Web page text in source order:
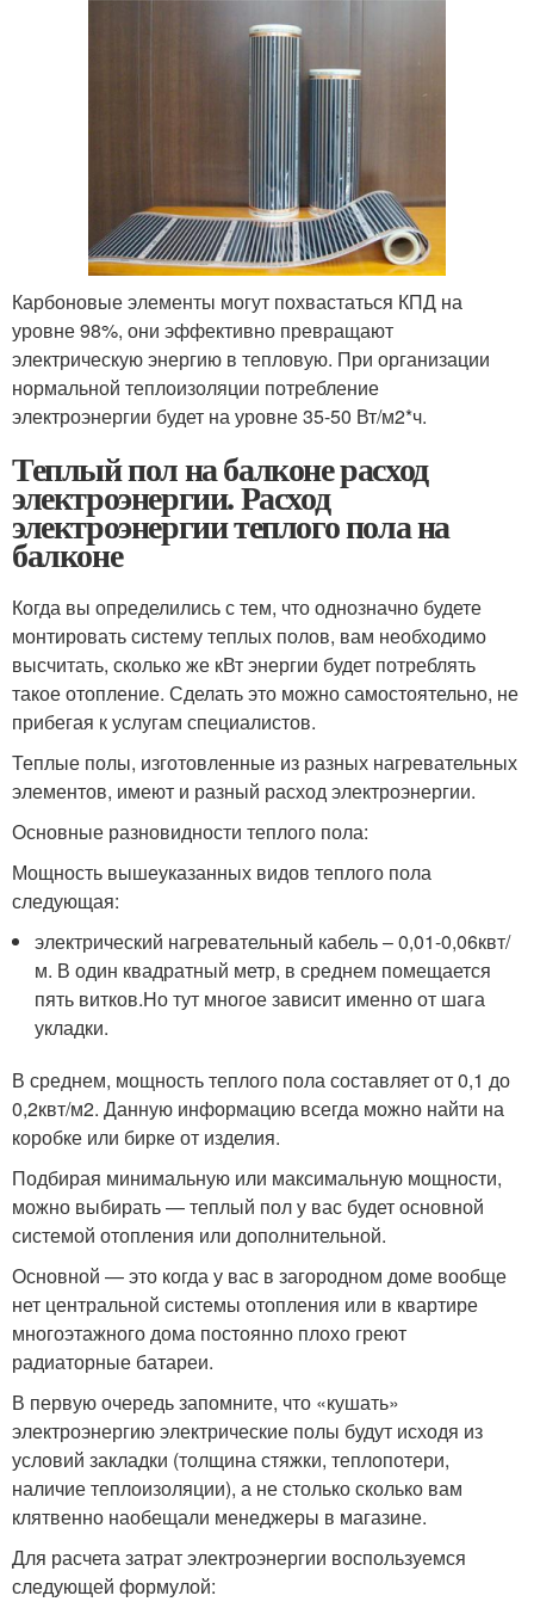
Карбоновые элементы могут похвастаться КПД на
уровне 98%, они эффективно превращают
электрическую энергию в тепловую. При организации
нормальной теплоизоляции потребление
электроэнергии будет на уровне 35-50 Вт/м2*ч.
Теплый пол на балконе расход
электроэнергии. Расход
электроэнергии теплого пола на
балконе
Когда вы определились с тем, что однозначно будете
монтировать систему теплых полов, вам необходимо
высчитать, сколько же кВт энергии будет потреблять
такое отопление. Сделать это можно самостоятельно, не
прибегая к услугам специалистов.
Теплые полы, изготовленные из разных нагревательных
элементов, имеют и разный расход электроэнергии.
Основные разновидности теплого пола:
Мощность вышеуказанных видов теплого пола
следующая:
электрический нагревательный кабель – 0,01-0,06квт/
м. В один квадратный метр, в среднем помещается
пять витков.Но тут многое зависит именно от шага
укладки.
В среднем, мощность теплого пола составляет от 0,1 до
0,2квт/м2. Данную информацию всегда можно найти на
коробке или бирке от изделия.
Подбирая минимальную или максимальную мощности,
можно выбирать — теплый пол у вас будет основной
системой отопления или дополнительной.
Основной — это когда у вас в загородном доме вообще
нет центральной системы отопления или в квартире
многоэтажного дома постоянно плохо греют
радиаторные батареи.
В первую очередь запомните, что «кушать»
электроэнергию электрические полы будут исходя из
условий закладки (толщина стяжки, теплопотери,
наличие теплоизоляции), а не столько сколько вам
клятвенно наобещали менеджеры в магазине.
Для расчета затрат электроэнергии воспользуемся
следующей формулой: